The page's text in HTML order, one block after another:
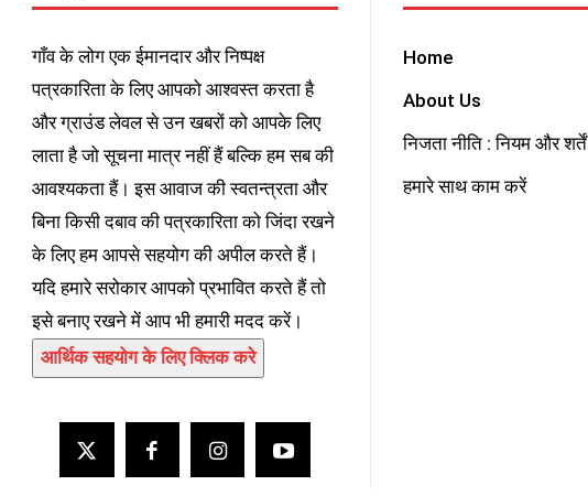
गाँव के लोग एक ईमानदार और निष्पक्ष
पत्रकारिता के लिए आपको आश्वस्त करता है
और ग्राउंड लेवल से उन खबरों को आपके लिए
लाता है जो सूचना मात्र नहीं हैं बल्कि हम सब की
आवश्यकता हैं। इस आवाज की स्वतन्त्रता और
बिना किसी दबाव की पत्रकारिता को जिंदा रखने
के लिए हम आपसे सहयोग की अपील करते हैं।
यदि हमारे सरोकार आपको प्रभावित करते हैं तो
इसे बनाए रखने में आप भी हमारी मदद करें।
आर्थिक सहयोग के लिए क्लिक करे
Home
About Us
निजता नीति : नियम और शर्तें
हमारे साथ काम करें